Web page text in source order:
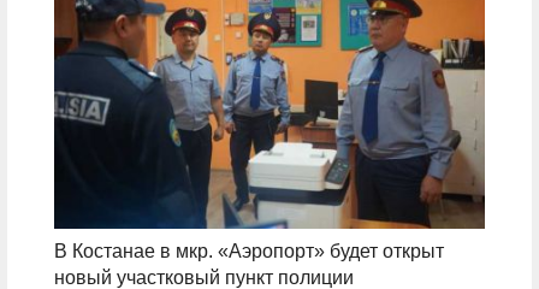
В Костанае в мкр. «Аэропорт» будет открыт
новый участковый пункт полиции